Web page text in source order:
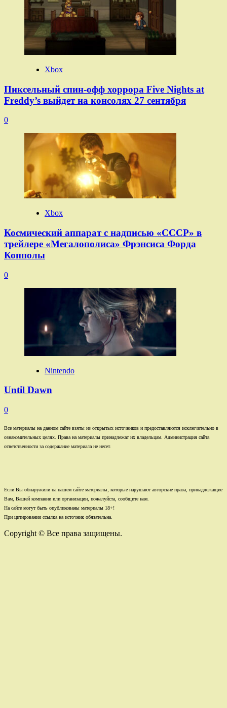
Xbox
Пиксельный спин-офф хоррора Five Nights at
Freddy’s выйдет на консолях 27 сентября
0
Xbox
Космический аппарат с надписью «СССР» в
трейлере «Мегалополиса» Фрэнсиса Форда
Копполы
0
Nintendo
Until Dawn
0
Все материалы на данном сайте взяты из открытых источников и предоставляются исключительно в
ознакомительных целях. Права на материалы принадлежат их владельцам. Администрация сайта
ответственности за содержание материала не несет.
Если Вы обнаружили на нашем сайте материалы, которые нарушают авторские права, принадлежащие
Вам, Вашей компании или организации, пожалуйста, сообщите нам.
На сайте могут быть опубликованы материалы 18+!
При цитировании ссылка на источник обязательна.
Copyright © Все права защищены.